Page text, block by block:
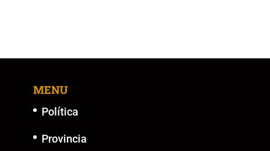
b
o
k
A Li n
MENU
Política
Provincia